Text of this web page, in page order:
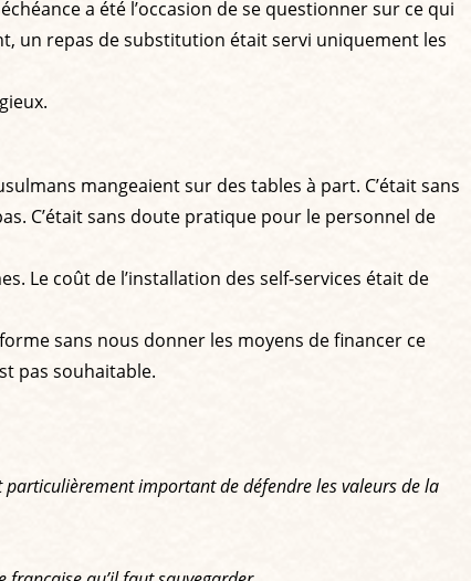
a été l’occasion de se questionner sur ce qui
un repas de substitution était servi uniquement les
mangeaient sur des tables à part. C’était sans
C’était sans doute pratique pour le personnel de
Le coût de l’installation des self-services était de
sans nous donner les moyens de financer ce
pas souhaitable.
particulièrement important de défendre les valeurs de la